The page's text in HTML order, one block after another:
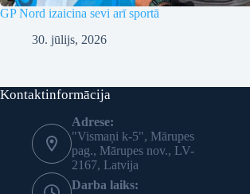
GP Nord izaicina sevi arī sportā
30. jūlijs, 2026
Kontaktinformācija
Adrese:
"Vismaņi k-5", Mārupes
pag., Mārupes nov., LV-
2167, Latvija
Darba laiks: